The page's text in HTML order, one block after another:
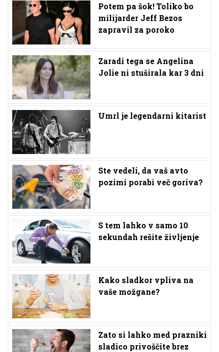
Potem pa šok! Toliko bo
milijarder Jeff Bezos
zapravil za poroko
Zaradi tega se Angelina
Jolie ni stuširala kar 3 dni
Umrl je legendarni kitarist
Ste vedeli, da vaš avto
pozimi porabi več goriva?
S tem lahko v samo 10
sekundah rešite življenje
Kako sladkor vpliva na
vaše možgane?
Zato si lahko med prazniki
sladico privoščite brez